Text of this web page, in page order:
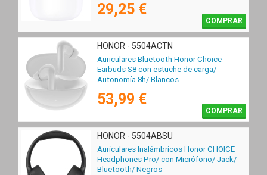
29,25 €
COMPRAR
HONOR - 5504ACTN
Auriculares Bluetooth Honor Choice
Earbuds S8 con estuche de carga/
Autonomía 8h/ Blancos
53,99 €
COMPRAR
HONOR - 5504ABSU
Auriculares Inalámbricos Honor CHOICE
Headphones Pro/ con Micrófono/ Jack/
Bluetooth/ Negros